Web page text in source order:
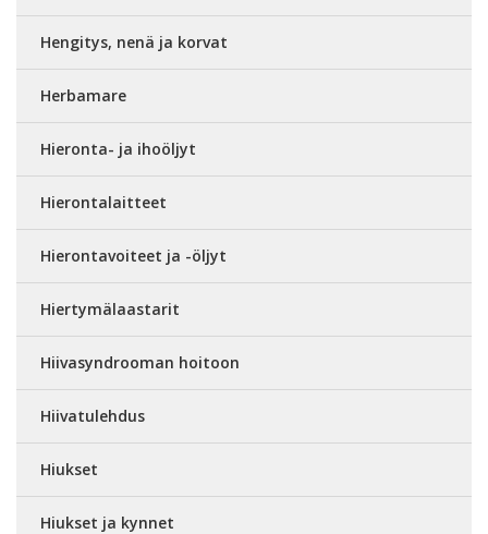
Hengitys, nenä ja korvat
Herbamare
Hieronta- ja ihoöljyt
Hierontalaitteet
Hierontavoiteet ja -öljyt
Hiertymälaastarit
Hiivasyndrooman hoitoon
Hiivatulehdus
Hiukset
Hiukset ja kynnet